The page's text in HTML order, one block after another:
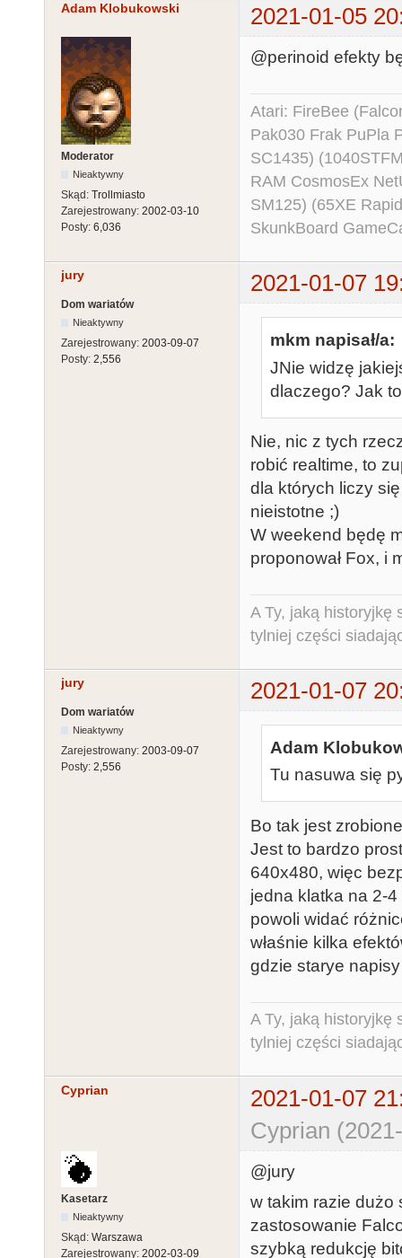
Adam Klobukowski 2021-01-05
Moderator
Nieaktywny
Skąd: Trollmiasto
Zarejestrowany: 2002-03-10
Posty: 6,036
@perinoid efekty
Atari: FireBee
Pak030 Frak PuPla
SC1435)
RAM CosmosEx
SM125) (65XE
SkunkBoard
jury 2021-01-07
Dom wariatów
Nieaktywny
Zarejestrowany: 2003-09-07
Posty: 2,556
mkm napisał/a:
JNie widzę
dlaczego? Jak
Nie, nic z tych
robić realtime, to
dla których liczy
nieistotne ;)
W weekend będę
proponował Fox, i
A Ty, jaką historyjkę
tylniej części
jury 2021-01-07
Dom wariatów
Nieaktywny
Zarejestrowany: 2003-09-07
Posty: 2,556
Adam
Tu nasuwa się
Bo tak jest
Jest to bardzo
640x480, więc
jedna klatka na 2-
powoli widać
właśnie kilka
gdzie starye
A Ty, jaką historyjkę
tylniej części
Cyprian
2021-01-07
Cyprian
Kasetarz
Nieaktywny
Skąd: Warszawa
Zarejestrowany: 2002-03-09
@jury
w takim razie dużo
zastosowanie
szybką redukcję